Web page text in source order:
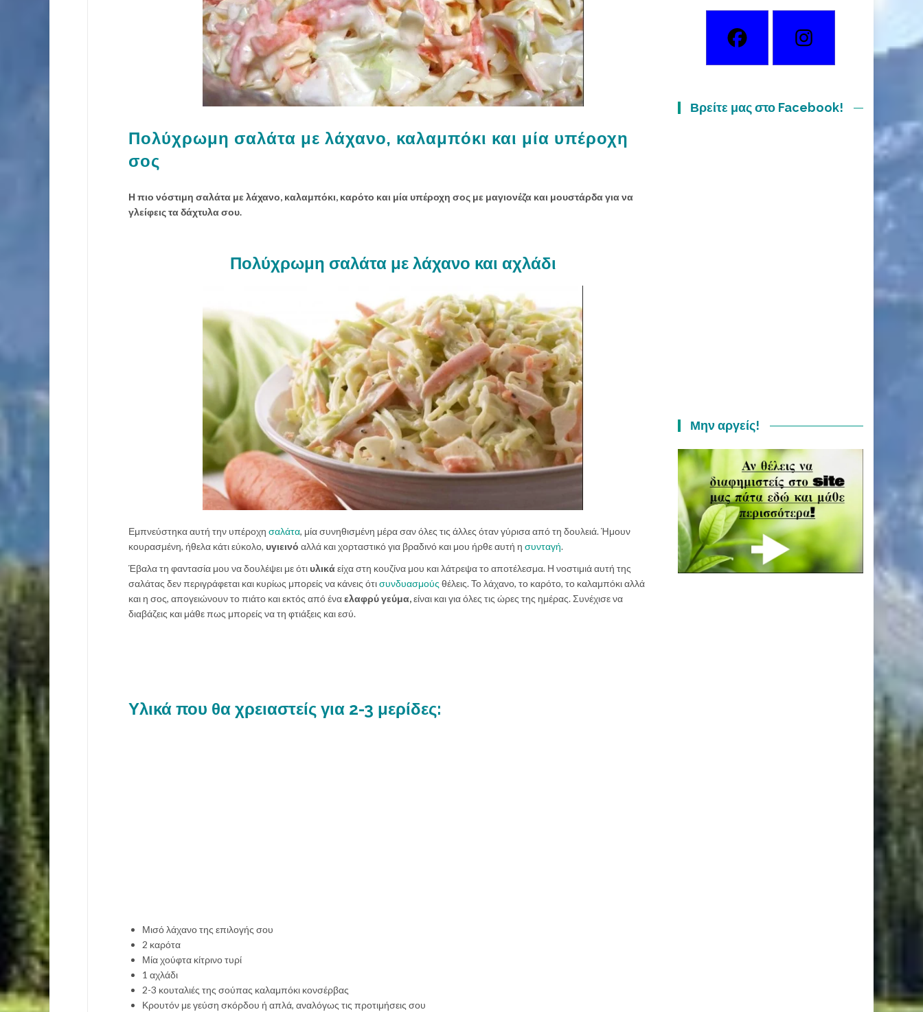
Πολύχρωμη σαλάτα με λάχανο, καλαμπόκι και μία υπέροχη
σος
Η πιο νόστιμη σαλάτα με λάχανο, καλαμπόκι, καρότο και μία υπέροχη σος με μαγιονέζα και μουστάρδα για να
γλείφεις τα δάχτυλα σου.
Πολύχρωμη σαλάτα με λάχανο και αχλάδι
Εμπνεύστηκα αυτή την υπέροχη σαλάτα, μία συνηθισμένη μέρα σαν όλες τις άλλες όταν γύρισα από τη δουλειά. Ήμουν
κουρασμένη, ήθελα κάτι εύκολο, υγιεινό αλλά και χορταστικό για βραδινό και μου ήρθε αυτή η συνταγή.
Έβαλα τη φαντασία μου να δουλέψει με ότι υλικάείχα στη κουζίνα μου και λάτρεψα το αποτέλεσμα. Η νοστιμιά αυτή της
σαλάτας δεν περιγράφεται και κυρίως μπορείς να κάνεις ότισυνδυασμούς θέλεις. Το λάχανο, το καρότο, το καλαμπόκι αλλά
και η σος, απογειώνουν το πιάτο και εκτός από έναελαφρύ γεύμα,είναι και για όλες τις ώρες της ημέρας. Συνέχισε να
διαβάζεις και μάθε πως μπορείς να τη φτιάξεις και εσύ.
Υλικά που θα χρειαστείς για 2-3 μερίδες:
Μισό λάχανο της επιλογής σου
2 καρότα
Μία χούφτα κίτρινο τυρί
1 αχλάδι
2-3 κουταλιές της σούπας καλαμπόκι κονσέρβας
Κρουτόν με γεύση σκόρδου ή απλά, αναλόγως τις προτιμήσεις σου
Βρείτε μας στο Facebook!
Μην αργείς!